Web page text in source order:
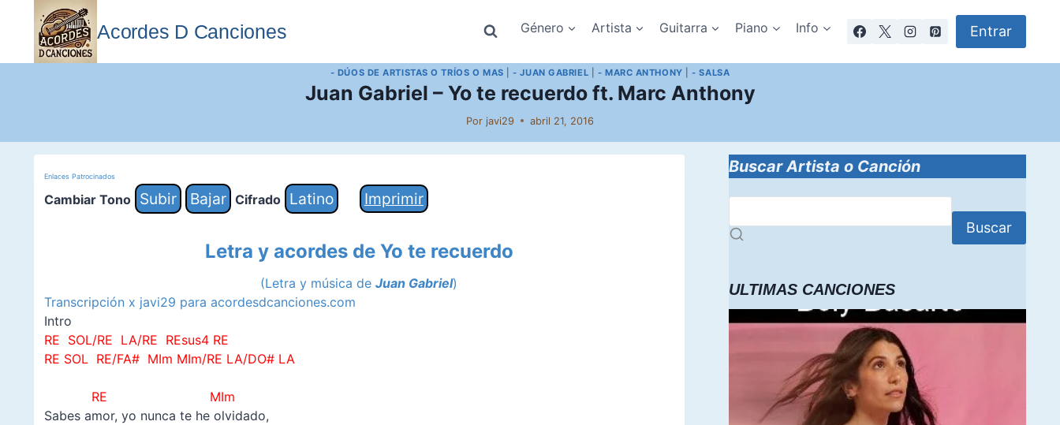
contenido
Acordes D Canciones Género Artista Guitarra Piano Info Entrar
- DÚOS DE ARTISTAS O TRÍOS O MAS |- JUAN GABRIEL - MARC ANTHONY |- SALSA
Juan Gabriel – Yo te recuerdo ft. Marc Anthony
Por javi29 abril 21, 2016
Enlaces Patrocinados
Cambiar Tono Subir Bajar Cifrado Latino Imprimir
Letra y acordes de Yo te recuerdo
(Letra y música deJuan Gabriel)
Transcripción x javi29 para acordesdcanciones.com
Intro
RE SOL/RE LA/RE REsus4 RE
RE SOL RE/FA# MIm MIm/RE LA/DO# LA
RE MIm
Sabes amor, yo nunca te he olvidado,
Buscar Artista o Canción
Buscar
ULTIMAS CANCIONES